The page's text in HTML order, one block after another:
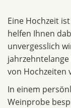
Eine Hochzeit
helfen Ihnen
unvergesslich
von Hochzeiten
In einem
Weinprobe